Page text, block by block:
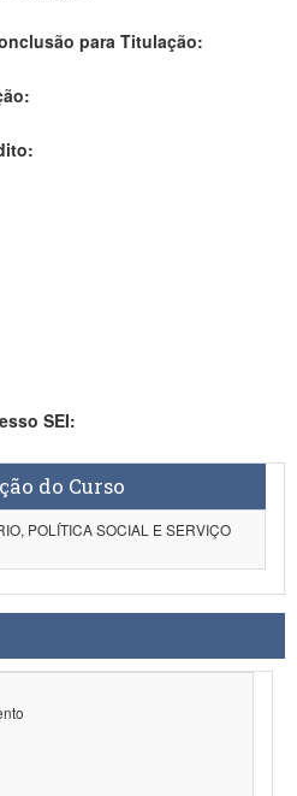
para Titulação:
SEI:
do Curso
POLÍTICA SOCIAL E SERVIÇO